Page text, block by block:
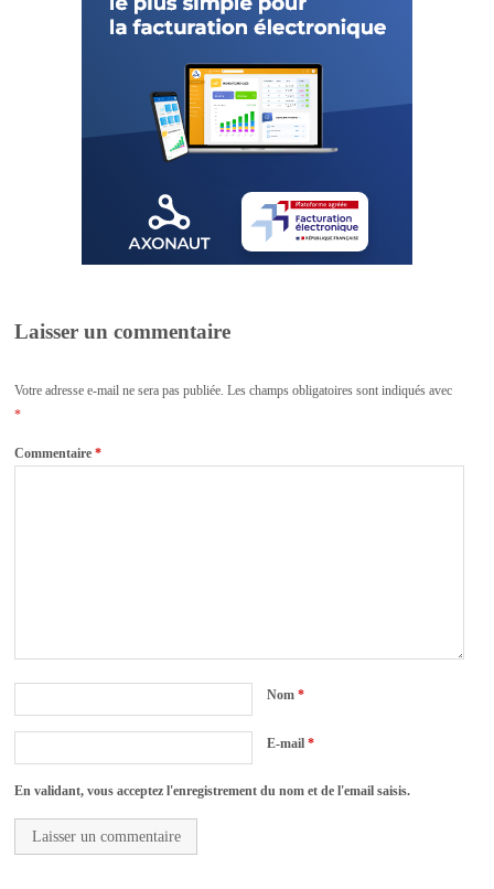
Laisser un commentaire
Votre adresse e-mail ne sera pas publiée. Les champs obligatoires sont indiqués avec
*
Commentaire*
Nom*
E-mail*
En validant, vous acceptez l'enregistrement du nom et de l'email saisis.